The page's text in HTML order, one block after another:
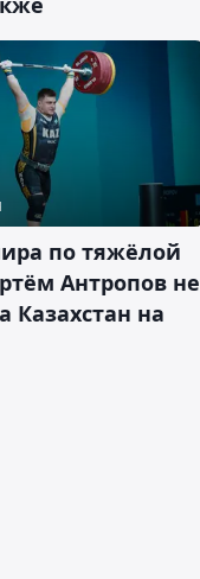
по тяжёлой
Антропов не
Казахстан на